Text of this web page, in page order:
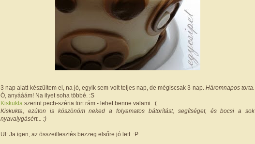
3 nap alatt készültem el, na jó, egyik sem volt teljes nap, de mégiscsak 3 nap. Háromnapos torta.
Ó, anyááám! Na ilyet soha többé. :S
Kiskukta szerint pech-széria tört rám - lehet benne valami. :(
Kiskukta, ezúton is köszönöm neked a folyamatos bátorítást, segítséget, és bocsi a sok
nyavalygásért... :)
UI: Ja igen, az összeillesztés bezzeg elsőre jó lett. :P